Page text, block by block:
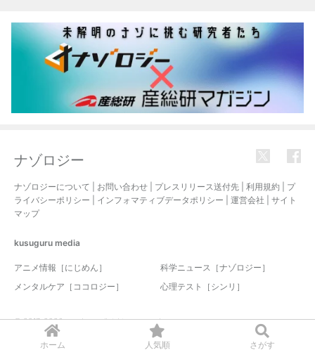
ホーム 人気順 さがす
ナゾロジー
ナゾロジーについて お問い合わせ プレスリリース送付先 利用規約
プ
ライバシーポリシー
インフォマティブデータポリシー 運営会社
サイト
マップ
kusuguru media
アニメ情報［にじめん］
科学ニュース［ナゾロジー］
メンタルケア［ココロジー］
心理テスト［シンリ］
© 2017-2026 nazology. all rights reserved.